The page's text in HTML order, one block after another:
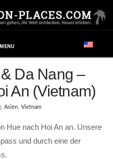
Da Nang –
An (Vietnam)
,Asien,Vietnam
Hue nach Hoi An an. Unsere
und durch eine der